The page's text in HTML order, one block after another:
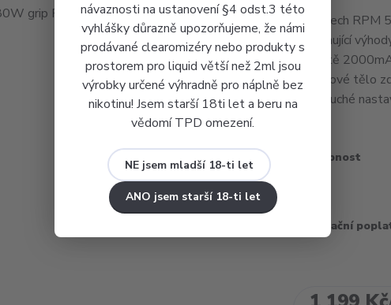
návaznosti na ustanovení §4 odst.3 této
vyhlášky důrazně upozorňujeme, že námi
prodávané clearomizéry nebo produkty s
prostorem pro liquid větší než 2ml jsou
výrobky určené výhradně pro náplně bez
nikotinu! Jsem starší 18ti let a beru na
vědomí TPD omezení.
NE jsem mladší 18-ti let
ANO jsem starší 18-ti let
Smoktech RPM
kombinující
kapacitě
designové tělo
jednoduché
Dostupnost
Recyklační